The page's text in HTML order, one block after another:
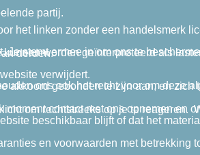
partij.
het linken zonder een handelsmerk
schending van rechten van derden.
verwijdert.